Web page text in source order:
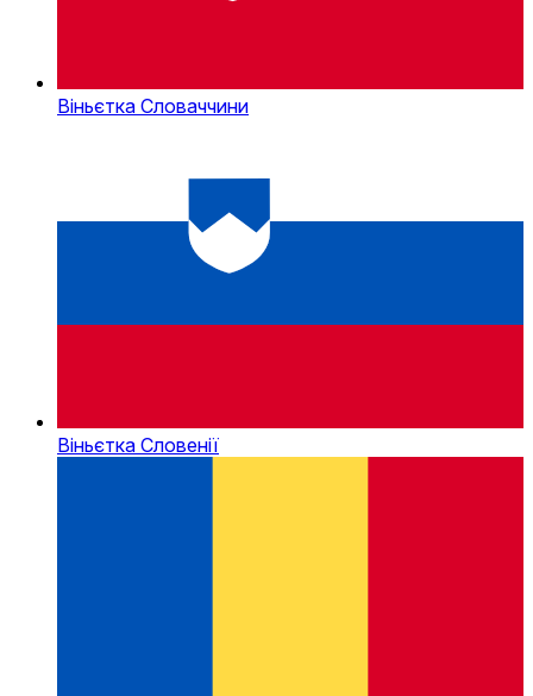
Віньєтка Словаччини
Віньєтка Словенії